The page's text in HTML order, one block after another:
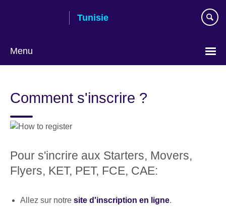
Tunisie
Menu
language
Comment s'inscrire ?
Pour s'incrire aux Starters, Movers,
Flyers, KET, PET, FCE, CAE:
Allez sur notre site d'inscription en ligne.